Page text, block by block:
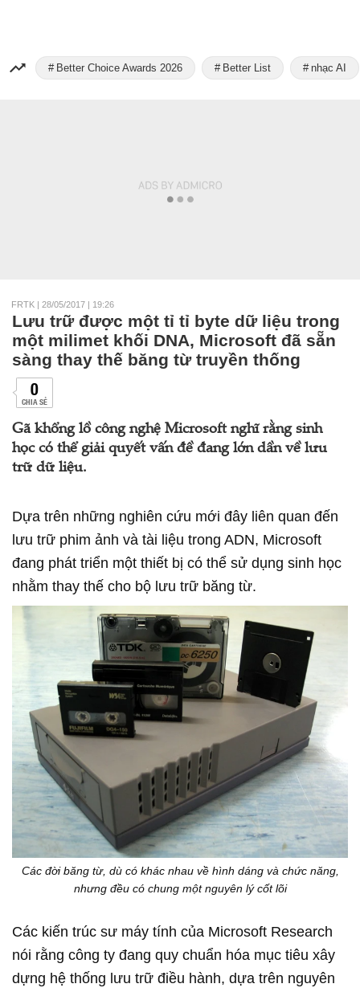
Better Choice Awards 2026 Better List nhạc AI
FRTK | 28/05/2017 | 19:26
Lưu trữ được một tỉ tỉ byte dữ liệu trong
một milimet khối DNA, Microsoft đã sẵn
sàng thay thế băng từ truyền thống
0
CHIA SẺ
Gã khổng lồ công nghệ Microsoft nghĩ rằng sinh
học có thể giải quyết vấn đề đang lớn dần về lưu
trữ dữ liệu.
Dựa trên những nghiên cứu mới đây liên quan đến
lưu trữ phim ảnh và tài liệu trong ADN, Microsoft
đang phát triển một thiết bị có thể sử dụng sinh học
nhằm thay thế cho bộ lưu trữ băng từ.
Các đời băng từ, dù có khác nhau về hình dáng và chức năng,
nhưng đều có chung một nguyên lý cốt lõi
Các kiến trúc sư máy tính của Microsoft Research
nói rằng công ty đang quy chuẩn hóa mục tiêu xây
dựng hệ thống lưu trữ điều hành, dựa trên nguyên